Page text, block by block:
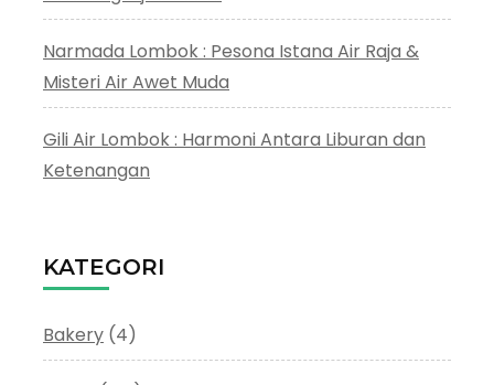
Narmada Lombok : Pesona Istana Air Raja &
Misteri Air Awet Muda
Gili Air Lombok : Harmoni Antara Liburan dan
Ketenangan
KATEGORI
Bakery (4)